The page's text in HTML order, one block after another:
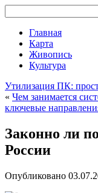
Главная
Карта
Живопись
Культура
Утилизация ПК:
« Чем занимается
ключевые
Законно ли
России
Опубликовано